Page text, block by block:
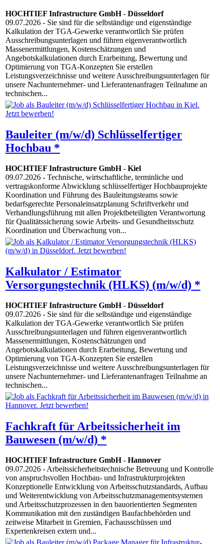
HOCHTIEF Infrastructure GmbH- Düsseldorf
09.07.2026 - Sie sind für die selbständige und eigenständige
Kalkulation der TGA-Gewerke verantwortlich Sie prüfen
Ausschreibungsunterlagen und führen eigenverantwortlich
Massenermittlungen, Kostenschätzungen und
Angebotskalkulationen durch Erarbeitung, Bewertung und
Optimierung von TGA-Konzepten Sie erstellen
Leistungsverzeichnisse und weitere Ausschreibungsunterlagen für
unsere Nachunternehmer- und Lieferantenanfragen Teilnahme an
technischen...
Bauleiter (m/w/d) Schlüsselfertiger
Hochbau *
HOCHTIEF Infrastructure GmbH- Kiel
09.07.2026 - Technische, wirtschaftliche, terminliche und
vertragskonforme Abwicklung schlüsselfertiger Hochbauprojekte
Koordination und Führung des Bauleitungsteams sowie
bedarfsgerechte Personaleinsatzplanung Schriftverkehr und
Verhandlungsführung mit allen Projektbeteiligten Verantwortung
für Qualitätssicherung sowie Arbeits- und Gesundheitsschutz
Koordination und Überwachung von...
Kalkulator / Estimator
Versorgungstechnik (HLKS) (m/w/d) *
HOCHTIEF Infrastructure GmbH- Düsseldorf
09.07.2026 - Sie sind für die selbständige und eigenständige
Kalkulation der TGA-Gewerke verantwortlich Sie prüfen
Ausschreibungsunterlagen und führen eigenverantwortlich
Massenermittlungen, Kostenschätzungen und
Angebotskalkulationen durch Erarbeitung, Bewertung und
Optimierung von TGA-Konzepten Sie erstellen
Leistungsverzeichnisse und weitere Ausschreibungsunterlagen für
unsere Nachunternehmer- und Lieferantenanfragen Teilnahme an
technischen...
Fachkraft für Arbeitssicherheit im
Bauwesen (m/w/d) *
HOCHTIEF Infrastructure GmbH- Hannover
09.07.2026 - Arbeitssicherheitstechnische Betreuung und Kontrolle
von anspruchsvollen Hochbau- und Infrastrukturprojekten
Konzeptionelle Entwicklung von Arbeitsschutzstandards, Aufbau
und Weiterentwicklung von Arbeitsschutzmanagementsystemen
und Arbeitsschutzprozessen in den bauorientierten Segmenten
Kommunikation mit den zuständigen Baufachbehörden und
zeitweise Mitarbeit in Gremien, Fachausschüssen und
Expertenkreisen extern und...